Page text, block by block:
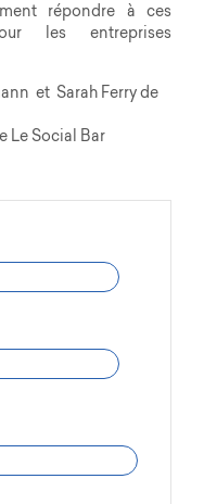
répondre à ces
les entreprises
et Sarah Ferry de
Le Social Bar